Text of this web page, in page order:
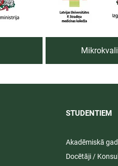
STUDENTIEM​
Akadēmiskā
Docētāji /